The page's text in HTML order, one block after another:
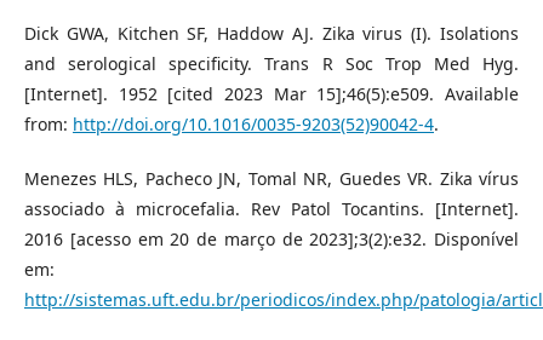
Dick GWA, Kitchen SF, Haddow AJ. Zika virus (I). Isolations
and serological specificity. Trans R Soc Trop Med Hyg.
[Internet]. 1952 [cited 2023 Mar 15];46(5):e509. Available
from: http://doi.org/10.1016/0035-9203(52)90042-4.
Menezes HLS, Pacheco JN, Tomal NR, Guedes VR. Zika vírus
associado à microcefalia. Rev Patol Tocantins. [Internet].
2016 [acesso em 20 de março de 2023];3(2):e32. Disponível
em:
http://sistemas.uft.edu.br/periodicos/index.php/patologia/